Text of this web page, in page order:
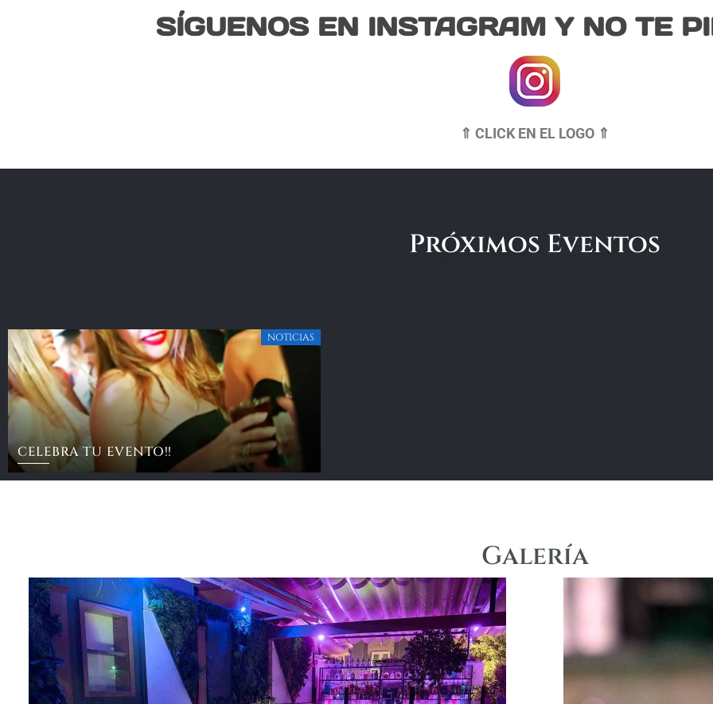
SÍGUENOS EN INSTAGRAM Y NO TE
⇑ CLICK EN EL LOGO ⇑
Próximos Eventos
NOTICIAS
CELEBRA TU EVENTO!!
Galería